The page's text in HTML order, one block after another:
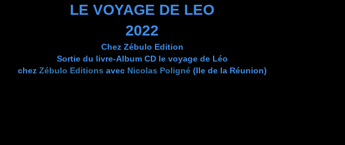
LE VOYAGE DE LEO
2022
Chez Zébulo Edition
Sortie du livre-Album CD le voyage de Léo
chez Zébulo Editions avec Nicolas Poligné(Ile de la Réunion)